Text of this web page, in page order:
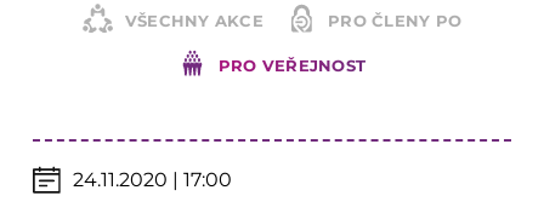
VŠECHNY AKCE PRO ČLENY PO
PRO VEŘEJNOST
24.11.2020 | 17:00